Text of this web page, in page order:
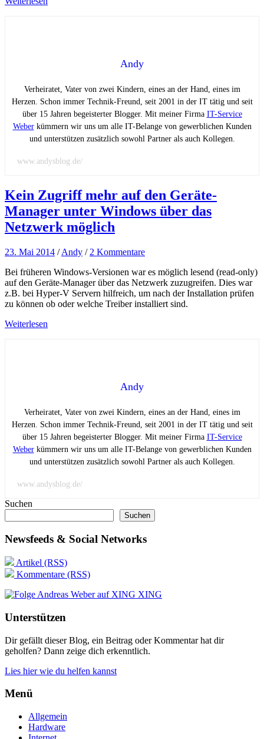
Andy
Verheiratet, Vater von zwei Kindern, eines an der Hand, eines im
Herzen. Schon immer Technik-Freund, seit 2001 in der IT tätig und seit
über 15 Jahren begeisterter Blogger. Mit meiner Firma IT-Service
Weberkümmern wir uns um alle IT-Belange von gewerblichen Kunden
und unterstützen zusätzlich sowohl Partner als auch Kollegen.
www.andysblog.de/
Kein Zugriff mehr auf den Geräte-
Manager unter Windows über das
Netzwerk möglich
23. Mai 2014 /Andy / 2 Kommentare
Bei früheren Windows-Versionen war es möglich lesend (read-only)
auf den Geräte-Manager über das Netzwerk zuzugreifen. Dies war
z.B. bei Hyper-V Servern hilfreich, um nach der Installation prüfen
zu können ob oder welche Treiber installiert sind.
Weiterlesen
Andy
Verheiratet, Vater von zwei Kindern, eines an der Hand, eines im
Herzen. Schon immer Technik-Freund, seit 2001 in der IT tätig und seit
über 15 Jahren begeisterter Blogger. Mit meiner Firma IT-Service
Weberkümmern wir uns um alle IT-Belange von gewerblichen Kunden
und unterstützen zusätzlich sowohl Partner als auch Kollegen.
www.andysblog.de/
Suchen
Suchen
Newsfeeds & Social Networks
Artikel (RSS)
Kommentare (RSS)
XING
Unterstützen
Dir gefällt dieser Blog, ein Beitrag oder Kommentar hat dir
geholfen? Dann zeige dich erkenntlich.
Lies hier wie du helfen kannst
Menü
Allgemein
Hardware